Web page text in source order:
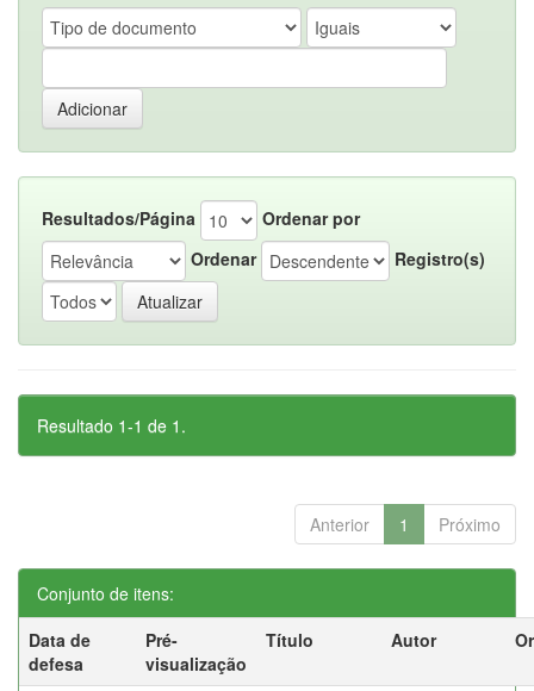
Resultados/Página
Ordenar por
Ordenar
Registro(s)
Resultado 1-1 de 1.
Anterior 1 Próximo
Conjunto de itens:
Data de
defesa
Pré-
visualização
Título Autor